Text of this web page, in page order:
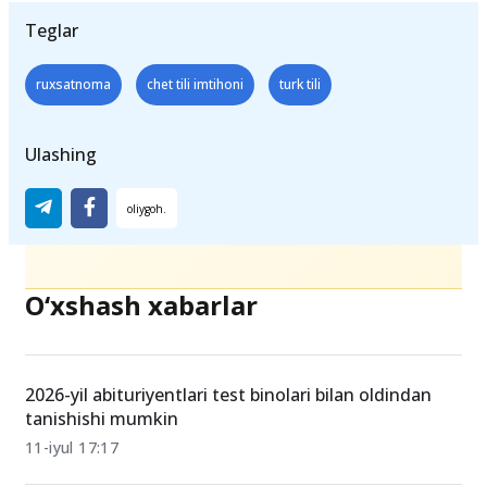
Teglar
ruxsatnoma
Ulashing
O‘xshash xabarlar